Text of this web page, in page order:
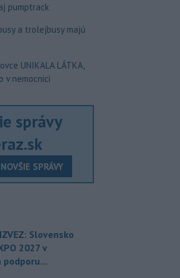
pumptrack
a trolejbusy majú
UNIKALA LÁTKA,
v nemocnici
správy
SPRÁVY
Slovensko
2027 v
podporu...